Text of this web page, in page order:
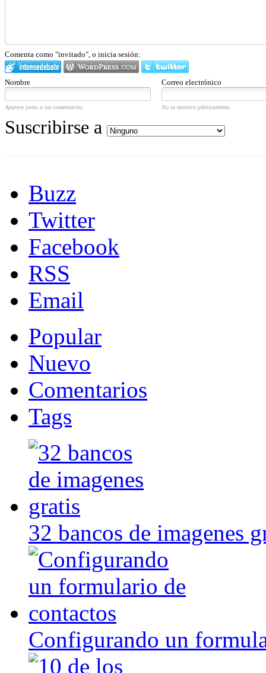
Comenta como "invitado", o inicia sesión:
Nombre Correo electrónico
Aparece junto a tus comentarios. No se muestra públicamente.
Suscribirse a
Buzz
Twitter
Facebook
RSS
Email
Popular
Nuevo
Comentarios
Tags
32 bancos de imagenes
Configurando un